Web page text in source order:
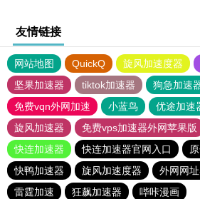
友情链接
网站地图 QuickQ 旋风加速度器
坚果加速器
tiktok加速器
狗急加速
免费vqn外网加速
小蓝鸟 优途加速
旋风加速器
免费vps加速器外网苹果版
快连加速器
快连加速器官网入口
快鸭加速器
旋风加速度器 外网网
雷霆加速
狂飙加速器
哔咔漫画